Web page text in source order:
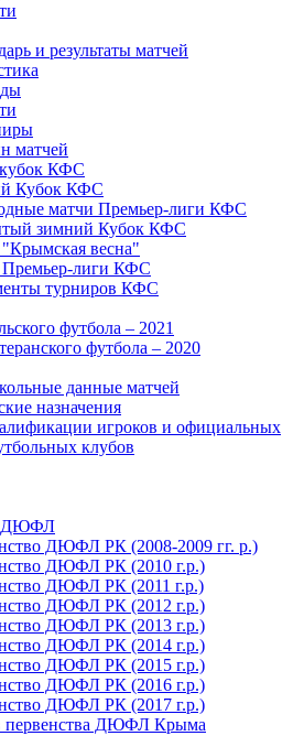
и результаты матчей
матчей
КФС
Кубок КФС
матчи Премьер-лиги КФС
зимний Кубок КФС
весна"
Премьер-лиги КФС
турниров КФС
футбола – 2021
футбола – 2020
данные матчей
назначения
игроков и официальных
клубов
ДЮФЛ
ДЮФЛ РК (2008-2009 гг. р.)
ДЮФЛ РК (2010 г.р.)
ДЮФЛ РК (2011 г.р.)
ДЮФЛ РК (2012 г.р.)
ДЮФЛ РК (2013 г.р.)
ДЮФЛ РК (2014 г.р.)
ДЮФЛ РК (2015 г.р.)
ДЮФЛ РК (2016 г.р.)
ДЮФЛ РК (2017 г.р.)
первенства ДЮФЛ Крыма